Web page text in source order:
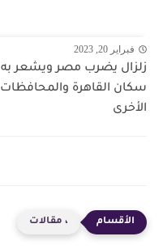
فبراير 20, 2023
زلزال يضرب مصر ويشعر به
سكان القاهرة والمحافظات
الأخرى
، مقالات